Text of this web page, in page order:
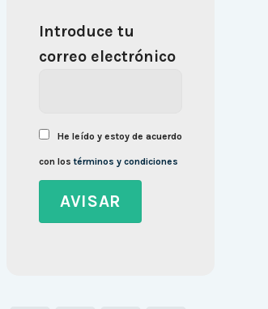
Introduce tu
correo electrónico
He leído y estoy de acuerdo
con lostérminos y condiciones